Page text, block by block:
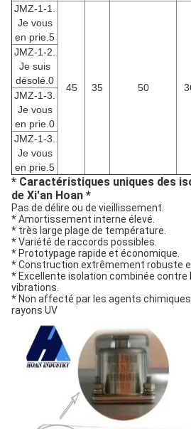
JMZ-1-1.
Je vous
en prie.5
45 35 50
JMZ-1-2.
Je suis
désolé.0
JMZ-1-3.
Je vous
en prie.0
JMZ-1-3.
Je vous
en prie.5
* Caractéristiques uniques des
de Xi'an Hoan *
Pas de délire ou de vieillissement.
* Amortissement interne élevé.
* très large plage de température.
* Variété de raccords possibles.
* Prototypage rapide et économique.
* Construction extrêmement robuste
* Excellente isolation combinée contre
vibrations.
* Non affecté par les agents
rayons UV